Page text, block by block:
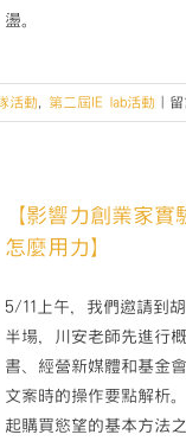
盪。
活動 第二屆IE lab活動
在
〈
社
響
學
年
度
【影響力創業家實
怎麼用力】
5/11上午，我們邀請到
半場，川安老師先進行
書、經營新媒體和基金
文案時的操作要點解析
起購買慾望的基本方法